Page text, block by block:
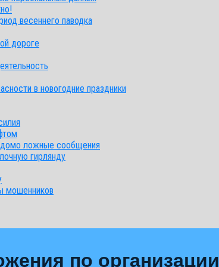
весеннего паводка
дороге
в новогодние праздники
ложные сообщения
гирлянду
мошенников
по организации